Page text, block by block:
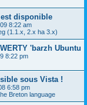
disponible
8:22 am
(1.1.x, 2.x ha 3.x)
'barzh Ubuntu
8:22 pm
sous Vista !
6:58 pm
Breton language